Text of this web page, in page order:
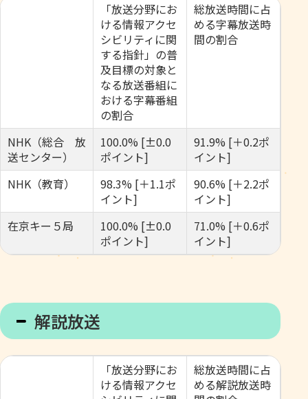
「放送分野にお
ける情報アクセ
シビリティに関
する指針」の普
及目標の対象と
なる放送番組に
おける字幕番組
の割合
総放送時間に占
める字幕放送時
間の割合
NHK（総合 放
送センター）
100.0% [±0.0
ポイント]
91.9% [＋0.2ポ
イント]
NHK（教育）
98.3% [＋1.1ポ
イント]
90.6% [＋2.2ポ
イント]
在京キー５局
100.0% [±0.0
ポイント]
71.0% [＋0.6ポ
イント]
解説放送
「放送分野にお
ける情報アクセ
総放送時間に占
める解説放送時